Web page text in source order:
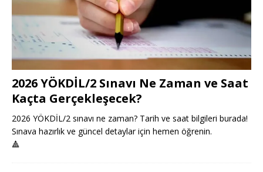
2026 YÖKDİL/2 Sınavı Ne Zaman ve Saat
Kaçta Gerçekleşecek?
2026 YÖKDİL/2 sınavı ne zaman? Tarih ve saat bilgileri burada!
Sınava hazırlık ve güncel detaylar için hemen öğrenin.
🔺